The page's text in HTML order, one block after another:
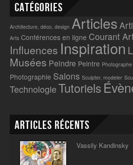
Catégories
Architecture, déco, design Articles
Arts Conférences en ligne Courant
Influences Inspiration
Musées Peindre Peintre Photographe
Photographie Salons Sculpter, modeler
Technologie Tutoriels
Articles récents
Vassily Kandinsky